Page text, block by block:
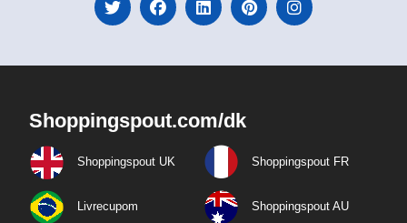
Shoppingspout.com/dk
Shoppingspout UK Shoppingspout FR
Livrecupom Shoppingspout AU